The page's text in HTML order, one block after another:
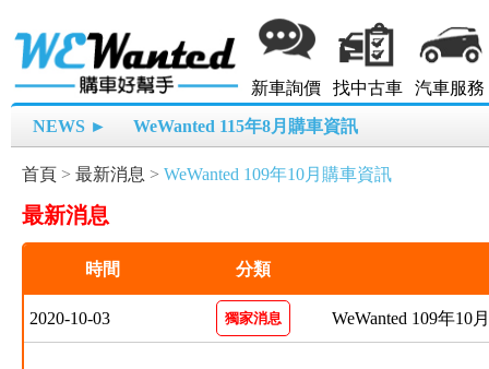
新車詢價 找中古車 汽車服務
NEWS ► WeWanted 115年8月購車資訊
首頁 > 最新消息 > WeWanted 109年10月購車資訊
最新消息
時間 分類
2020-10-03 獨家消息 WeWanted 109年10